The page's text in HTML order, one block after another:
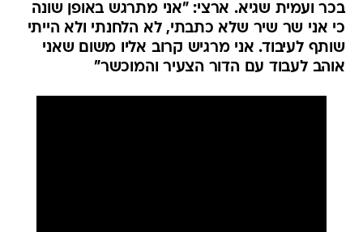
בכר ועמית שגיא. ארצי: "אני מתרגש באופן שונה
כי אני שר שיר שלא כתבתי, לא הלחנתי ולא הייתי
שותף לעיבוד. אני מרגיש קרוב אליו משום שאני
אוהב לעבוד עם הדור הצעיר והמוכשר"